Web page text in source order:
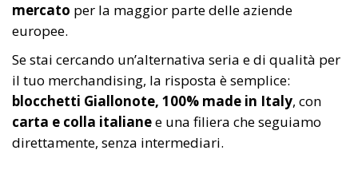
mercato per la maggior parte delle aziende
europee.
Se stai cercando un’alternativa seria e di qualità per
il tuo merchandising, la risposta è semplice:
blocchetti Giallonote, 100% made in Italy, con
carta e colla italianee una filiera che seguiamo
direttamente, senza intermediari.